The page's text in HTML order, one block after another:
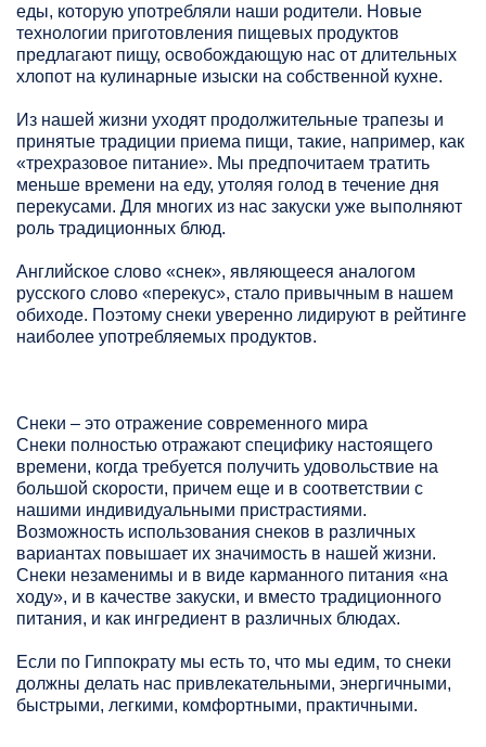
еды, которую употребляли наши родители. Новые
технологии приготовления пищевых продуктов
предлагают пищу, освобождающую нас от длительных
хлопот на кулинарные изыски на собственной кухне.
Из нашей жизни уходят продолжительные трапезы и
принятые традиции приема пищи, такие, например, как
«трехразовое питание». Мы предпочитаем тратить
меньше времени на еду, утоляя голод в течение дня
перекусами. Для многих из нас закуски уже выполняют
роль традиционных блюд.
Английское слово «снек», являющееся аналогом
русского слово «перекус», стало привычным в нашем
обиходе. Поэтому снеки уверенно лидируют в рейтинге
наиболее употребляемых продуктов.
Снеки – это отражение современного мира
Снеки полностью отражают специфику настоящего
времени, когда требуется получить удовольствие на
большой скорости, причем еще и в соответствии с
нашими индивидуальными пристрастиями.
Возможность использования снеков в различных
вариантах повышает их значимость в нашей жизни.
Снеки незаменимы и в виде карманного питания «на
ходу», и в качестве закуски, и вместо традиционного
питания, и как ингредиент в различных блюдах.
Если по Гиппократу мы есть то, что мы едим, то снеки
должны делать нас привлекательными, энергичными,
быстрыми, легкими, комфортными, практичными.